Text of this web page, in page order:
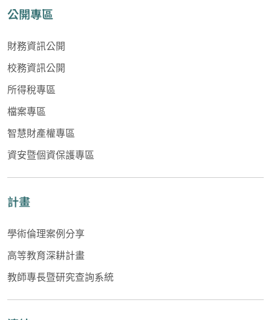
公開專區
財務資訊公開
校務資訊公開
所得稅專區
檔案專區
智慧財產權專區
資安暨個資保護專區
計畫
學術倫理案例分享
高等教育深耕計畫
教師專長暨研究查詢系統